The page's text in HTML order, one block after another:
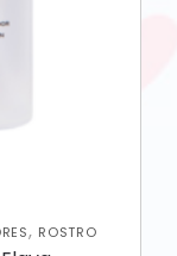
, ROSTRO